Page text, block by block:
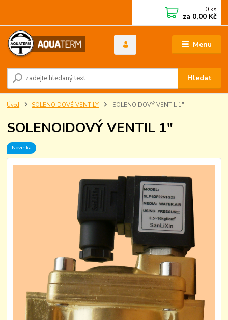
Menu
Hledat
0 ks
za 0,00 Kč
Úvod SOLENOIDOVÉ VENTILY SOLENOIDOVÝ VENTIL 1"
SOLENOIDOVÝ VENTIL 1"
Novinka